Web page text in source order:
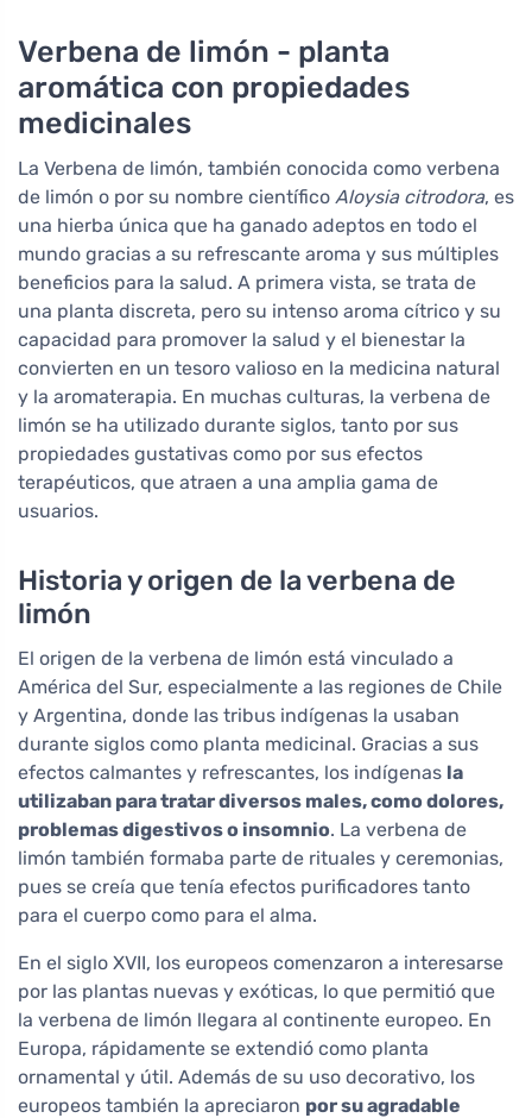
Verbena de limón - planta
aromática con propiedades
medicinales
La Verbena de limón, también conocida como verbena
de limón o por su nombre científico Aloysia citrodora, es
una hierba única que ha ganado adeptos en todo el
mundo gracias a su refrescante aroma y sus múltiples
beneficios para la salud. A primera vista, se trata de
una planta discreta, pero su intenso aroma cítrico y su
capacidad para promover la salud y el bienestar la
convierten en un tesoro valioso en la medicina natural
y la aromaterapia. En muchas culturas, la verbena de
limón se ha utilizado durante siglos, tanto por sus
propiedades gustativas como por sus efectos
terapéuticos, que atraen a una amplia gama de
usuarios.
Historia y origen de la verbena de
limón
El origen de la verbena de limón está vinculado a
América del Sur, especialmente a las regiones de Chile
y Argentina, donde las tribus indígenas la usaban
durante siglos como planta medicinal. Gracias a sus
efectos calmantes y refrescantes, los indígenas la
utilizaban para tratar diversos males, como dolores,
problemas digestivos o insomnio. La verbena de
limón también formaba parte de rituales y ceremonias,
pues se creía que tenía efectos purificadores tanto
para el cuerpo como para el alma.
En el siglo XVII, los europeos comenzaron a interesarse
por las plantas nuevas y exóticas, lo que permitió que
la verbena de limón llegara al continente europeo. En
Europa, rápidamente se extendió como planta
ornamental y útil. Además de su uso decorativo, los
europeos también la apreciaron por su agradable